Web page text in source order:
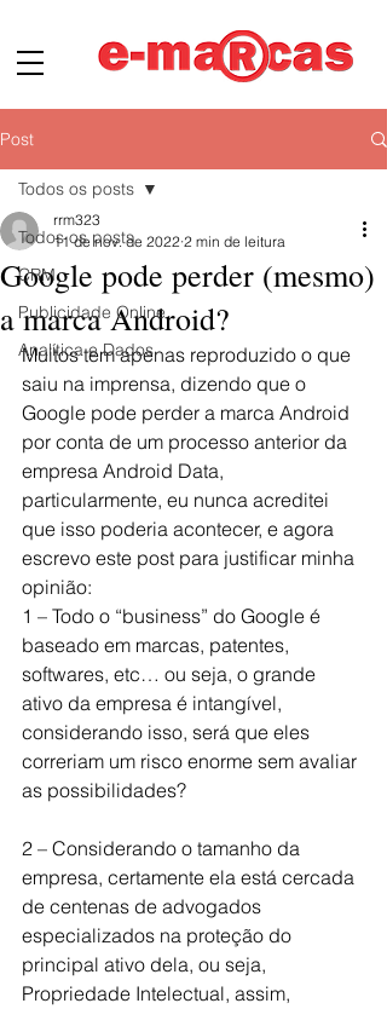
Post
Todos os posts
CRM
Publicidade Online
Analítica e Dados
Todos os posts
Google pode perder (mesmo)
a marca Android?
rrm323
11 de nov. de 2022 2 min de leitura
Muitos tem apenas reproduzido o que
saiu na imprensa, dizendo que o
Google pode perder a marca Android
por conta de um processo anterior da
empresa Android Data,
particularmente, eu nunca acreditei
que isso poderia acontecer, e agora
escrevo este post para justificar minha
opinião:
1 – Todo o “business” do Google é
baseado em marcas, patentes,
softwares, etc… ou seja, o grande
ativo da empresa é intangível,
considerando isso, será que eles
correriam um risco enorme sem avaliar
as possibilidades?
2 – Considerando o tamanho da
empresa, certamente ela está cercada
de centenas de advogados
especializados na proteção do
principal ativo dela, ou seja,
Propriedade Intelectual, assim,